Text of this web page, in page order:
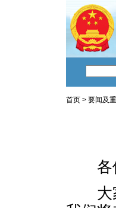
首页 > 要闻及
各位
大家